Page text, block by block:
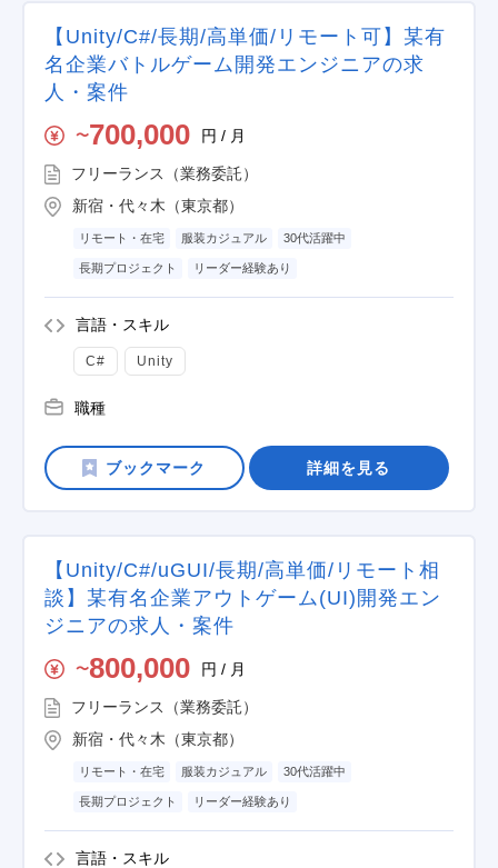
【Unity/C#/長期/高単価/リモート可】某有
名企業バトルゲーム開発エンジニアの求
人・案件
〜700,000 円 / 月
フリーランス（業務委託）
新宿・代々木（東京都）
リモート・在宅 服装カジュアル 30代活躍中
長期プロジェクト リーダー経験あり
言語・スキル
C# Unity
職種
詳細を見る
【Unity/C#/uGUI/長期/高単価/リモート相
談】某有名企業アウトゲーム(UI)開発エン
ジニアの求人・案件
〜800,000 円 / 月
フリーランス（業務委託）
新宿・代々木（東京都）
リモート・在宅 服装カジュアル 30代活躍中
長期プロジェクト リーダー経験あり
言語・スキル